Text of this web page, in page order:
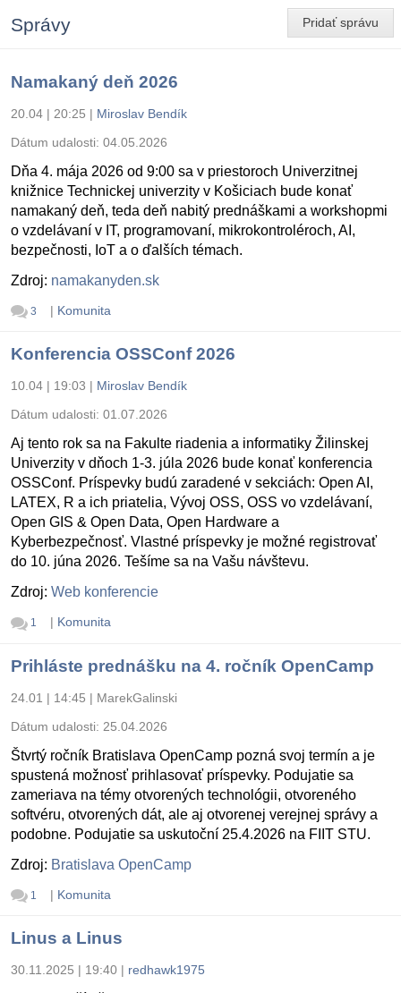
Pridať správu
Správy
Namakaný deň 2026
20.04 | 20:25 | Miroslav Bendík
Dátum udalosti: 04.05.2026
Dňa 4. mája 2026 od 9:00 sa v priestoroch Univerzitnej
knižnice Technickej univerzity v Košiciach bude konať
namakaný deň, teda deň nabitý prednáškami a workshopmi
o vzdelávaní v IT, programovaní, mikrokontroléroch, AI,
bezpečnosti, IoT a o ďalších témach.
Zdroj: namakanyden.sk
3 | Komunita
Konferencia OSSConf 2026
10.04 | 19:03 | Miroslav Bendík
Dátum udalosti: 01.07.2026
Aj tento rok sa na Fakulte riadenia a informatiky Žilinskej
Univerzity v dňoch 1-3. júla 2026 bude konať konferencia
OSSConf. Príspevky budú zaradené v sekciách: Open AI,
LATEX, R a ich priatelia, Vývoj OSS, OSS vo vzdelávaní,
Open GIS & Open Data, Open Hardware a
Kyberbezpečnosť. Vlastné príspevky je možné registrovať
do 10. júna 2026. Tešíme sa na Vašu návštevu.
Zdroj: Web konferencie
1 | Komunita
Prihláste prednášku na 4. ročník OpenCamp
24.01 | 14:45 | MarekGalinski
Dátum udalosti: 25.04.2026
Štvrtý ročník Bratislava OpenCamp pozná svoj termín a je
spustená možnosť prihlasovať príspevky. Podujatie sa
zameriava na témy otvorených technológii, otvoreného
softvéru, otvorených dát, ale aj otvorenej verejnej správy a
podobne. Podujatie sa uskutoční 25.4.2026 na FIIT STU.
Zdroj: Bratislava OpenCamp
1 | Komunita
Linus a Linus
30.11.2025 | 19:40 | redhawk1975